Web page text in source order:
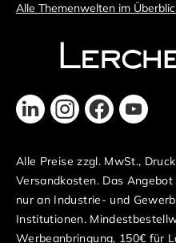
Alle Themenwelten im
Alle Preise zzgl. MwSt.,
Versandkosten. Das
nur an Industrie- und
Institutionen.
Werbeanbringung, 150€ für